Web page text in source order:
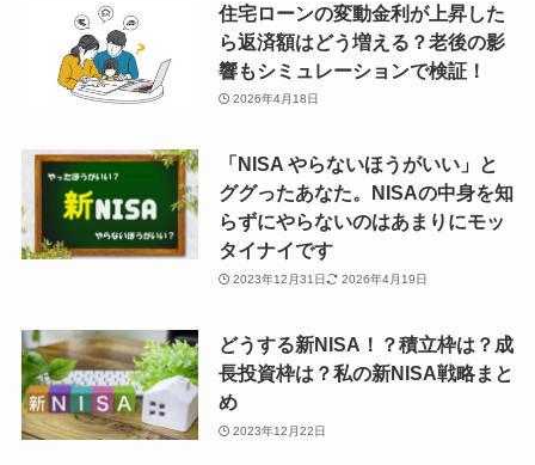
住宅ローンの変動金利が上昇した
ら返済額はどう増える？老後の影
響もシミュレーションで検証！
2026年4月18日
「NISA やらないほうがいい」と
ググったあなた。NISAの中身を知
らずにやらないのはあまりにモッ
タイナイです
2023年12月31日 2026年4月19日
どうする新NISA！？積立枠は？成
長投資枠は？私の新NISA戦略まと
め
2023年12月22日